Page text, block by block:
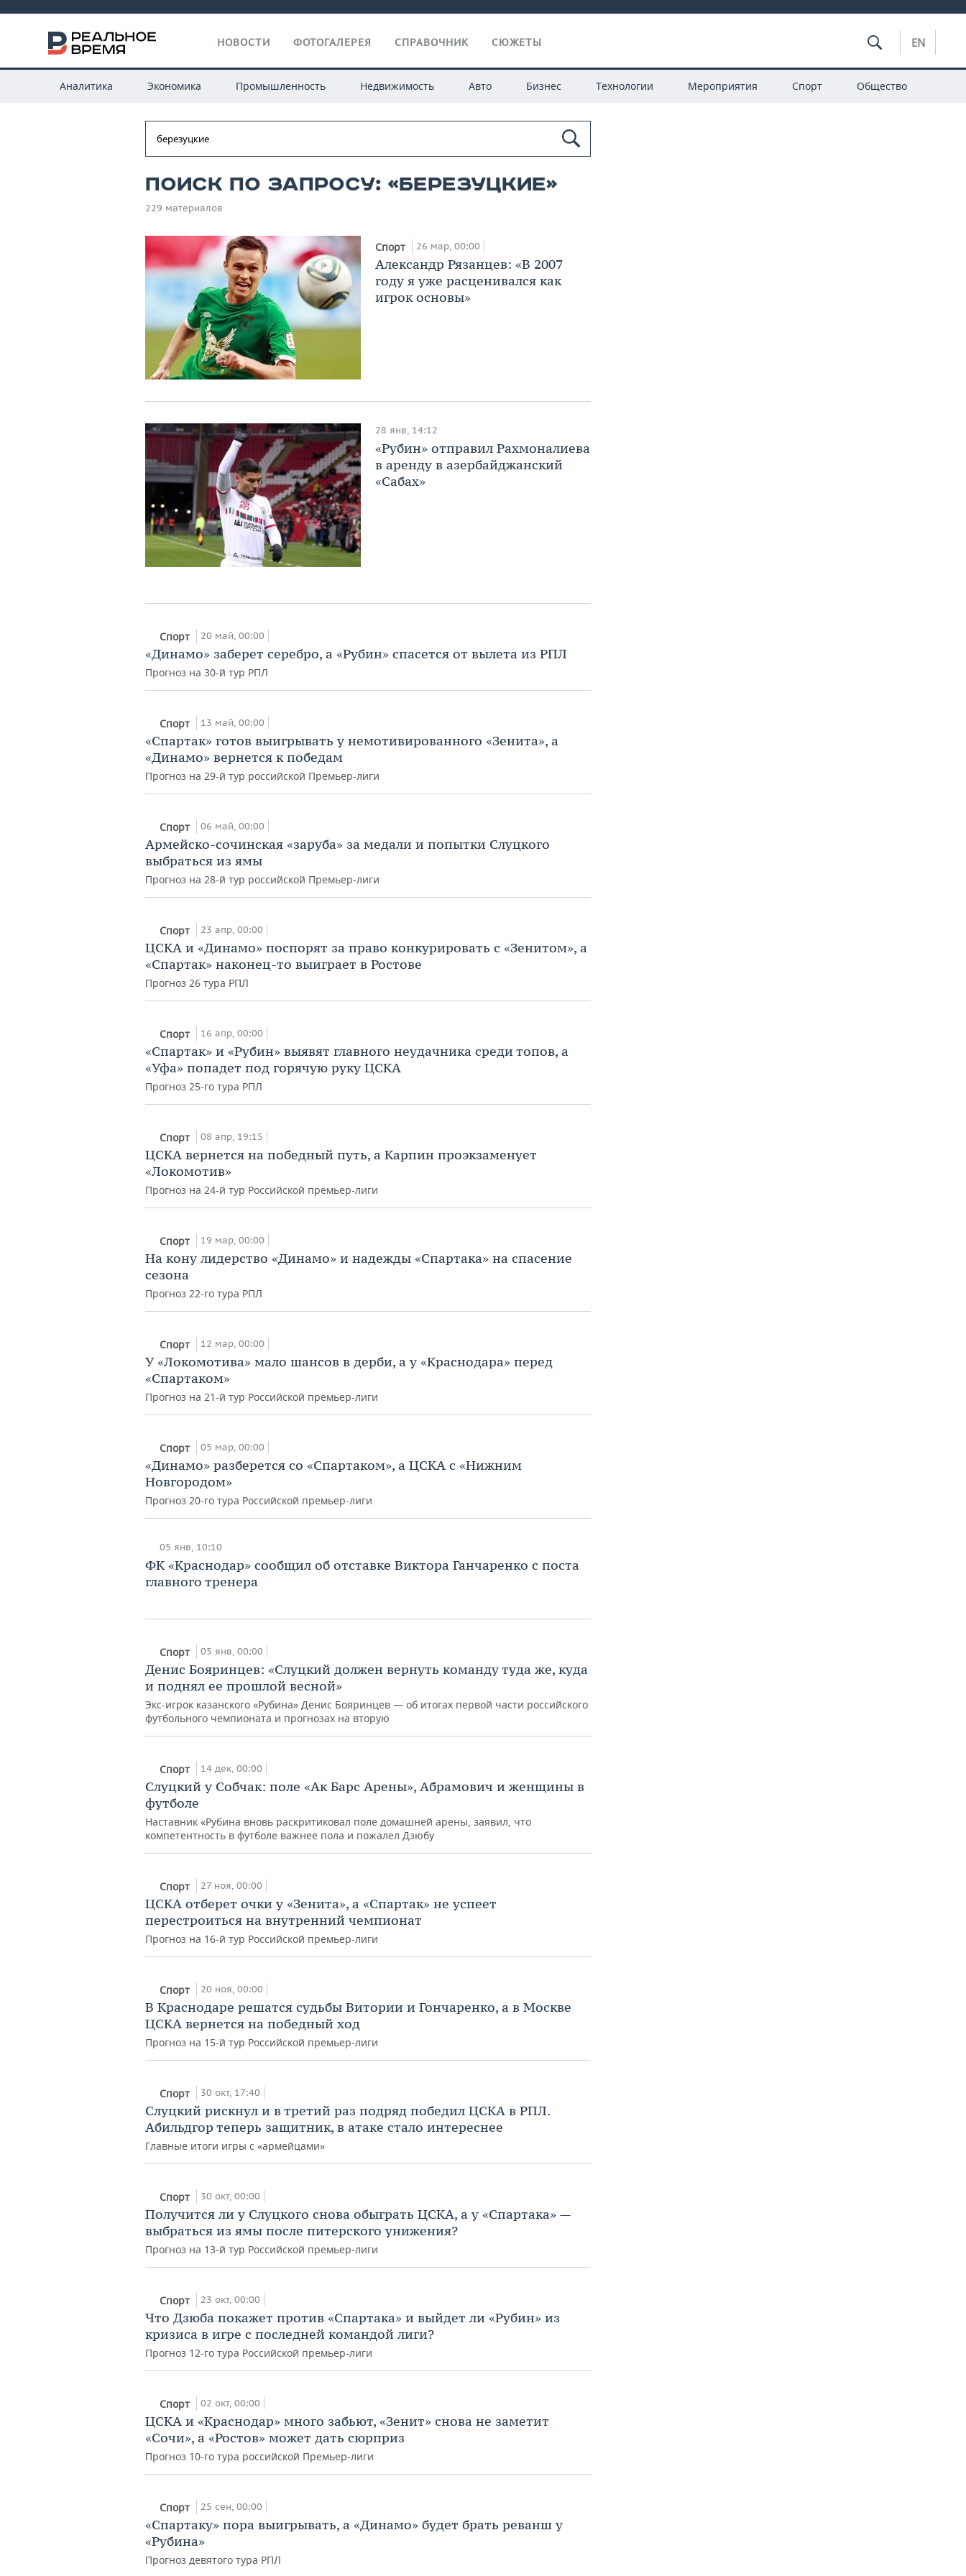
НОВОСТИ ФОТОГАЛЕРЕЯ СПРАВОЧНИК СЮЖЕТЫ EN
Аналитика Экономика Промышленность Недвижимость Авто Бизнес Технологии Мероприятия Спорт Общество
Поиск по запросу: «березуцкие»
229 материалов
Спорт 26 мар, 00:00
Александр Рязанцев: «В 2007
году я уже расценивался как
игрок основы»
28 янв, 14:12
«Рубин» отправил Рахмоналиева
в аренду в азербайджанский
«Сабах»
Спорт 20 май, 00:00
«Динамо» заберет серебро, а «Рубин» спасется от вылета из РПЛ
Прогноз на 30-й тур РПЛ
Спорт 13 май, 00:00
«Спартак» готов выигрывать у немотивированного «Зенита», а
«Динамо» вернется к победам
Прогноз на 29-й тур российской Премьер-лиги
Спорт 06 май, 00:00
Армейско-сочинская «заруба» за медали и попытки Слуцкого
выбраться из ямы
Прогноз на 28-й тур российской Премьер-лиги
Спорт 23 апр, 00:00
ЦСКА и «Динамо» поспорят за право конкурировать с «Зенитом», а
«Спартак» наконец-то выиграет в Ростове
Прогноз 26 тура РПЛ
Спорт 16 апр, 00:00
«Спартак» и «Рубин» выявят главного неудачника среди топов, а
«Уфа» попадет под горячую руку ЦСКА
Прогноз 25-го тура РПЛ
Спорт 08 апр, 19:15
ЦСКА вернется на победный путь, а Карпин проэкзаменует
«Локомотив»
Прогноз на 24-й тур Российской премьер-лиги
Спорт 19 мар, 00:00
На кону лидерство «Динамо» и надежды «Спартака» на спасение
сезона
Прогноз 22-го тура РПЛ
Спорт 12 мар, 00:00
У «Локомотива» мало шансов в дерби, а у «Краснодара» перед
«Спартаком»
Прогноз на 21-й тур Российской премьер-лиги
Спорт 05 мар, 00:00
«Динамо» разберется со «Спартаком», а ЦСКА с «Нижним
Новгородом»
Прогноз 20-го тура Российской премьер-лиги
05 янв, 10:10
ФК «Краснодар» сообщил об отставке Виктора Ганчаренко с поста
главного тренера
Спорт 05 янв, 00:00
Денис Бояринцев: «Слуцкий должен вернуть команду туда же, куда
и поднял ее прошлой весной»
Экс-игрок казанского «Рубина» Денис Бояринцев — об итогах первой части российского
футбольного чемпионата и прогнозах на вторую
Спорт 14 дек, 00:00
Слуцкий у Собчак: поле «Ак Барс Арены», Абрамович и женщины в
футболе
Наставник «Рубина вновь раскритиковал поле домашней арены, заявил, что
компетентность в футболе важнее пола и пожалел Дзюбу
Спорт 27 ноя, 00:00
ЦСКА отберет очки у «Зенита», а «Спартак» не успеет
перестроиться на внутренний чемпионат
Прогноз на 16-й тур Российской премьер-лиги
Спорт 20 ноя, 00:00
В Краснодаре решатся судьбы Витории и Гончаренко, а в Москве
ЦСКА вернется на победный ход
Прогноз на 15-й тур Российской премьер-лиги
Спорт 30 окт, 17:40
Слуцкий рискнул и в третий раз подряд победил ЦСКА в РПЛ.
Абильдгор теперь защитник, в атаке стало интереснее
Главные итоги игры с «армейцами»
Спорт 30 окт, 00:00
Получится ли у Слуцкого снова обыграть ЦСКА, а у «Спартака» —
выбраться из ямы после питерского унижения?
Прогноз на 13-й тур Российской премьер-лиги
Спорт 23 окт, 00:00
Что Дзюба покажет против «Спартака» и выйдет ли «Рубин» из
кризиса в игре с последней командой лиги?
Прогноз 12-го тура Российской премьер-лиги
Спорт 02 окт, 00:00
ЦСКА и «Краснодар» много забьют, «Зенит» снова не заметит
«Сочи», а «Ростов» может дать сюрприз
Прогноз 10-го тура российской Премьер-лиги
Спорт 25 сен, 00:00
«Спартаку» пора выигрывать, а «Динамо» будет брать реванш у
«Рубина»
Прогноз девятого тура РПЛ